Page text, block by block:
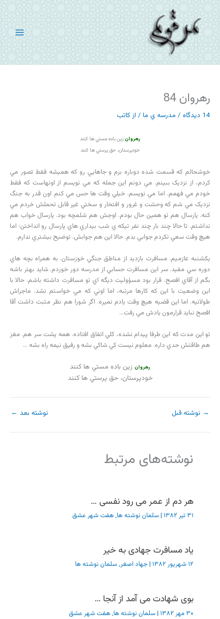
پرش
به
محتوا
رهروان 84
14 دیدگاه / مدرسه ي ما / از کاتب
رهروان زين باده مستي ها کنند
خودپرستان، حق پرستي ها کنند
خوشحالم که قسمت شده دوباره برم و جاهايي رو که هميشه فقط تصور مي
کردم، از نزديک ببينم. مي دونم اين جمله که مي نويسم از اونهاست که فقط
خودم مي فهمم. اما مي نويسم. خيلي وقت ها حس مي کنم اون قدر به جنگ
نزديک مي شم که وحشت و غرور و افتخار و سختي غير قابل تحملش خردم مي
کنه. پارسال هم تو همين حال بودم. اوجش هم شلمچه بود. پارسال خواب هم
نداشتم. تا حالا چند بار چند نفر تيکه ي شب بيداري هاي پارسال رو انداختن؛ اما
هيچ وقت سعي نکردم جوابي بدم. حالا اين هم جوابش. توضيح بيشتري ندارم.
يکشنبه عازميم. مسافرت بازديد از مناطق جنگي خوزستان. به همراه بچه هاي
دوره سي مفيد. سر اين مسافرت حسابي از مدرسه دور خوردم. شايد بهتر باشه
بگم از آقاي افصح. قرار بود مسؤوليت ديگه اي تو مسافرت داشته باشم. حالا با
اين وضعيت با اين که کارها مرتبه، اما اوني که مي خواستم نشد. ماجراش
طولانيه. اما اين قضيه هيچ وقت يادم نميره. اگر شورا هم نظر مثبت داشت آقا
افصح نبايد قرارمون يادش مي رفت…
تو اين مدت که اين طرفا پيدام نشده، کلي اتفاق افتاده. همه پشت سر هم. مغز
هم طاقتش حدي داره. معلوم نيست کِي شاکي بشه و رفيق نيمه راه بشه …
رهروان زين باده مستي ها کنند
خودپرستان، حق پرستي ها کنند
→ نوشته قبل نوشته بعد ←
نوشته‌های مرتبط
هر دم از عمر می رود نفسی …
۳۱ تیر ۱۳۸۲ | سلمان نوشته ها, هفت شهر عشق
یاد مسافرت جهادی به خیر
۱۲ شهریور ۱۳۸۲ | جهاد اصغر, سلمان نوشته ها
بوی شهادت می آمد از آنجا …
۳۰ مهر ۱۳۸۲ | سلمان نوشته ها, هفت شهر عشق